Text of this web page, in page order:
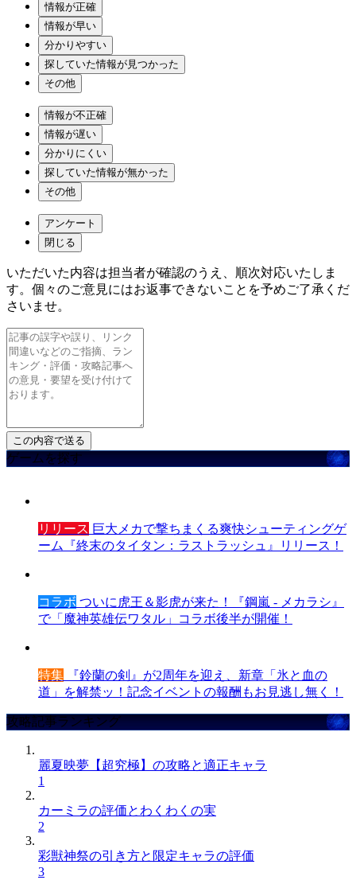
情報が正確
情報が早い
分かりやすい
探していた情報が見つかった
その他
情報が不正確
情報が遅い
分かりにくい
探していた情報が無かった
その他
アンケート
閉じる
いただいた内容は担当者が確認のうえ、順次対応いたしま
す。個々のご意見にはお返事できないことを予めご了承くだ
さいませ。
ゲームを探す
リリース 巨大メカで撃ちまくる爽快シューティングゲ
ーム『終末のタイタン：ラストラッシュ』リリース！
コラボ ついに虎王＆影虎が来た！『鋼嵐 - メカラシ』
で「魔神英雄伝ワタル」コラボ後半が開催！
特集 『鈴蘭の剣』が2周年を迎え、新章「氷と血の
道」を解禁ッ！記念イベントの報酬もお見逃し無く！
攻略記事ランキング
麗夏映夢【超究極】の攻略と適正キャラ
1
カーミラの評価とわくわくの実
2
彩獣神祭の引き方と限定キャラの評価
3